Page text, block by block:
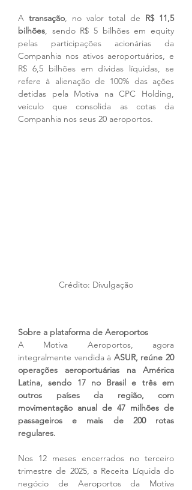
A transação, no valor total de R$ 11,5
bilhões, sendo R$ 5 bilhões em equity
pelas participações acionárias da
Companhia nos ativos aeroportuários, e
R$ 6,5 bilhões em dívidas líquidas, se
refere à alienação de 100% das ações
detidas pela Motiva na CPC Holding,
veículo que consolida as cotas da
Companhia nos seus 20 aeroportos.
Crédito: Divulgação
Sobre a plataforma de Aeroportos
A Motiva Aeroportos, agora
integralmente vendida à ASUR, reúne 20
operações aeroportuárias na América
Latina, sendo 17 no Brasil e três em
outros países da região, com
movimentação anual de 47 milhões de
passageiros e mais de 200 rotas
regulares.
Nos 12 meses encerrados no terceiro
trimestre de 2025, a Receita Líquida do
negócio de Aeroportos da Motiva